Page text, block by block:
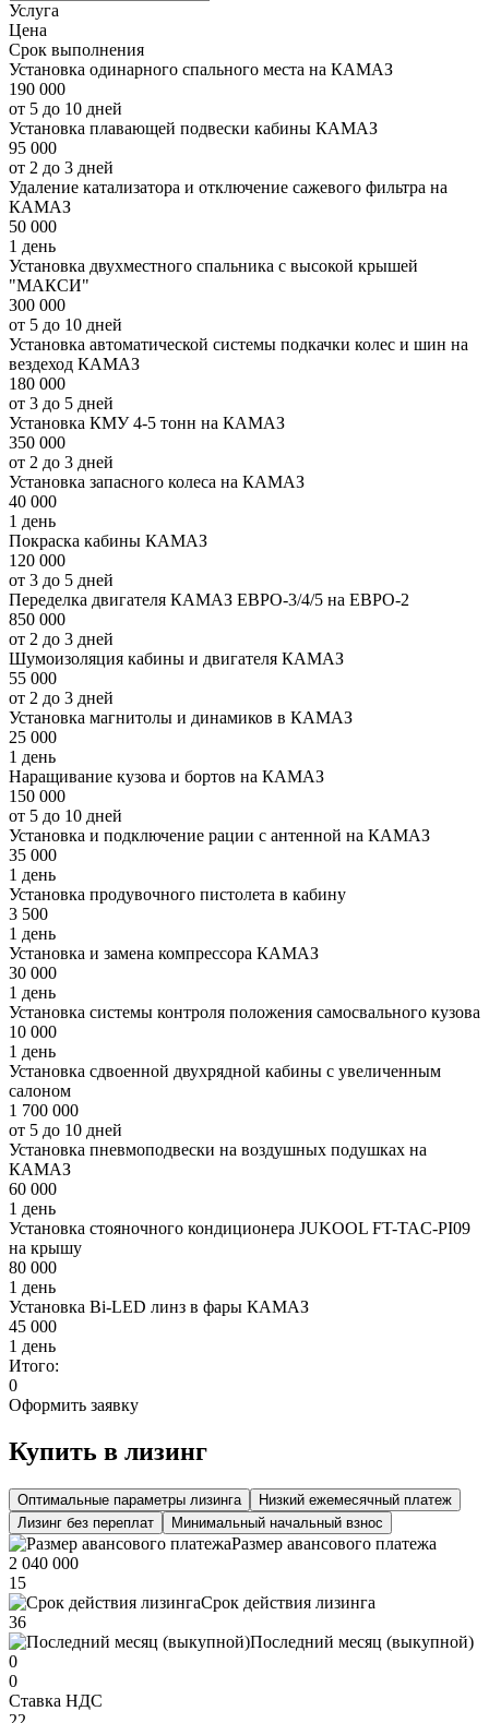
Услуга
Цена
Срок выполнения
Установка одинарного спального места на КАМАЗ
190 000
от 5 до 10 дней
Установка плавающей подвески кабины КАМАЗ
95 000
от 2 до 3 дней
Удаление катализатора и отключение сажевого фильтра на
КАМАЗ
50 000
1 день
Установка двухместного спальника с высокой крышей
"МАКСИ"
300 000
от 5 до 10 дней
Установка автоматической системы подкачки колес и шин на
вездеход КАМАЗ
180 000
от 3 до 5 дней
Установка КМУ 4-5 тонн на КАМАЗ
350 000
от 2 до 3 дней
Установка запасного колеса на КАМАЗ
40 000
1 день
Покраска кабины КАМАЗ
120 000
от 3 до 5 дней
Переделка двигателя КАМАЗ ЕВРО-3/4/5 на ЕВРО-2
850 000
от 2 до 3 дней
Шумоизоляция кабины и двигателя КАМАЗ
55 000
от 2 до 3 дней
Установка магнитолы и динамиков в КАМАЗ
25 000
1 день
Наращивание кузова и бортов на КАМАЗ
150 000
от 5 до 10 дней
Установка и подключение рации с антенной на КАМАЗ
35 000
1 день
Установка продувочного пистолета в кабину
3 500
1 день
Установка и замена компрессора КАМАЗ
30 000
1 день
Установка системы контроля положения самосвального кузова
10 000
1 день
Установка сдвоенной двухрядной кабины с увеличенным
салоном
1 700 000
от 5 до 10 дней
Установка пневмоподвески на воздушных подушках на
КАМАЗ
60 000
1 день
Установка стояночного кондиционера JUKOOL FT-TAC-PI09
на крышу
80 000
1 день
Установка Bi-LED линз в фары КАМАЗ
45 000
1 день
Итого:
0
Оформить заявку
Купить в лизинг
Оптимальные параметры лизинга
Низкий ежемесячный платеж
Лизинг без переплат
Минимальный начальный взнос
Размер авансового платежа
2 040 000
15
Срок действия лизинга
36
Последний месяц (выкупной)
0
0
Ставка НДС